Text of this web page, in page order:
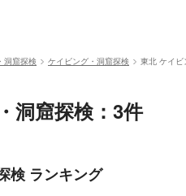
洞窟探検 ケイビング・洞窟探検 東北 ケイビ
洞窟探検：3件
検 ランキング